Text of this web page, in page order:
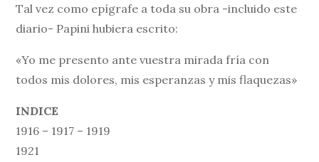
Tal vez como epígrafe a toda su obra -incluido este
diario- Papini hubiera escrito:
«Yo me presento ante vuestra mirada fría con
todos mis dolores, mis esperanzas y mis flaquezas»
INDICE
1916 – 1917 – 1919
1921